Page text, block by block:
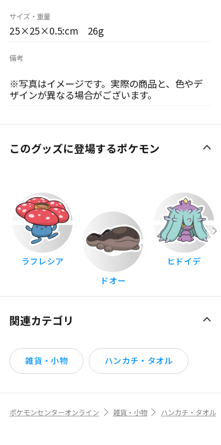
サイズ・重量
25×25×0.5:cm 26g
備考
※写真はイメージです。実際の商品と、色やデ
ザインが異なる場合がございます。
このグッズに登場するポケモン
ラフレシア
ドオー
ヒドイデ
関連カテゴリ
雑貨・小物 ハンカチ・タオル
ポケモンセンターオンライン 雑貨・小物 ハンカチ・タオル